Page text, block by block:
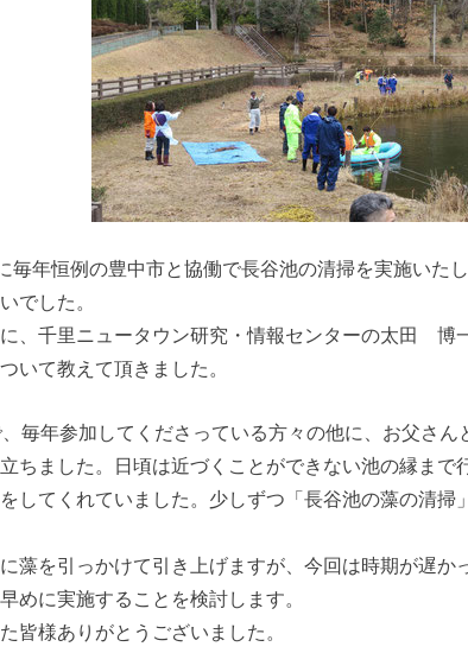
毎年恒例の豊中市と協働で長谷池の清掃を実施いた
でした。
、千里ニュータウン研究・情報センターの太田 博
いて教えて頂きました。
毎年参加してくださっている方々の他に、お父さん
ちました。日頃は近づくことができない池の縁まで
してくれていました。少しずつ「長谷池の藻の清掃
藻を引っかけて引き上げますが、今回は時期が遅か
めに実施することを検討します。
皆様ありがとうございました。